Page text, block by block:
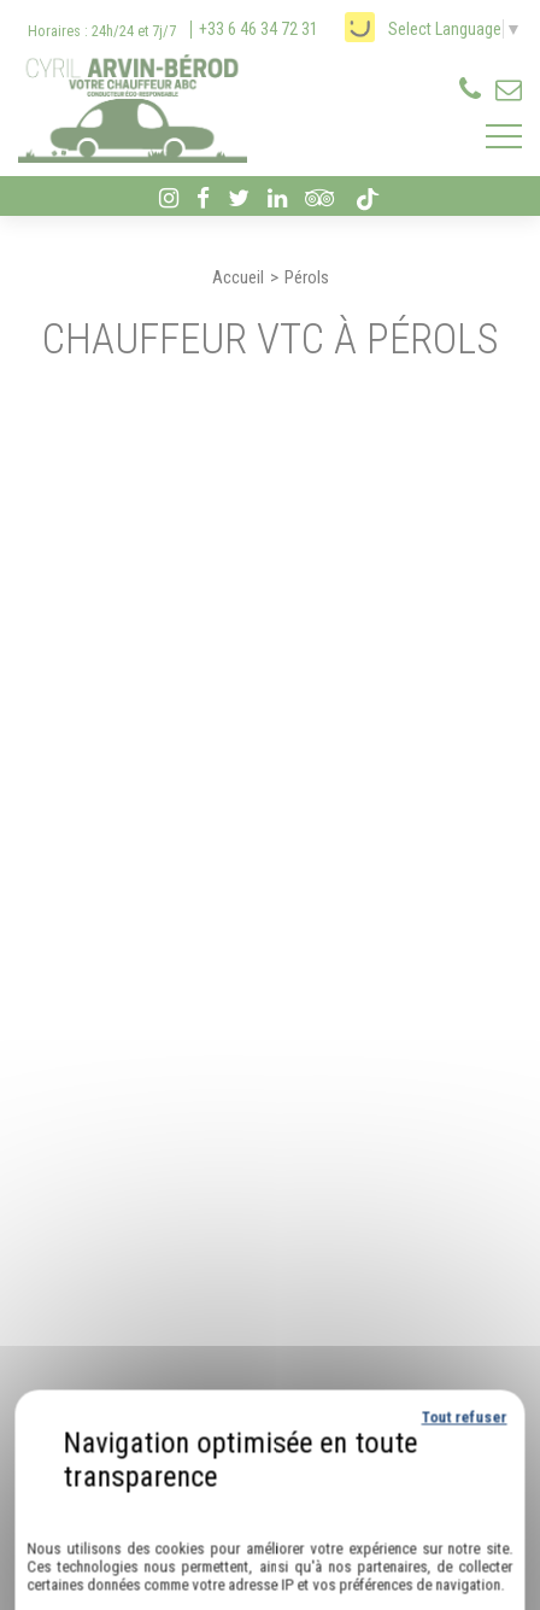
Horaires : 24h/24 et 7j/7 +33 6 46 34 72 31 Select Language ▼
Accueil Pérols
CHAUFFEUR VTC À PÉROLS
Nous utilisons des cookies pour améliorer votre expérience sur notre site.
Ces technologies nous permettent, ainsi qu'à nos partenaires, de collecter
certaines données comme votre adresse IP et vos préférences de navigation.
Tout refuser